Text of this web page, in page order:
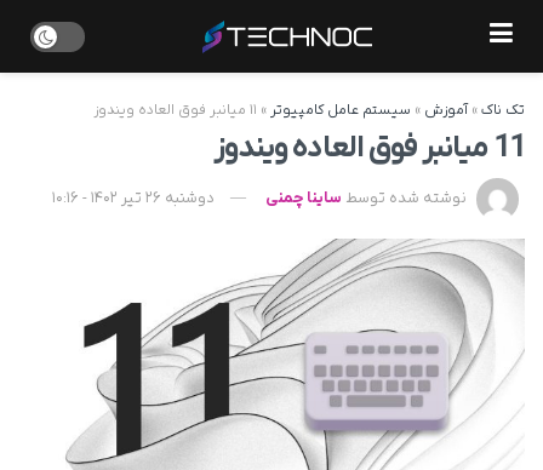
تک ناک»آموزش » سیستم عامل کامپیوتر » ۱۱ میانبر فوق العاده ویندوز
11 میانبر فوق العاده ویندوز
نوشته شده توسط ساینا چمنی دوشنبه 26 تیر 1402 - 10:16